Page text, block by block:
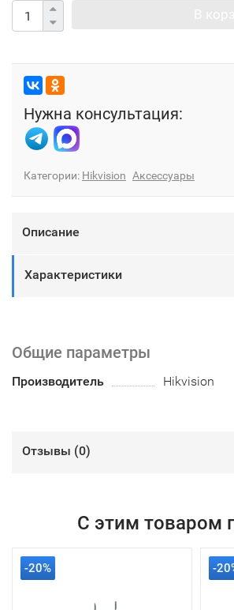
Нужна консультация:
Категории: Hikvision Аксессуары
Описание
Характеристики
Общие параметры
Производитель Hikvision
Отзывы (0)
С этим товаром
-20% -